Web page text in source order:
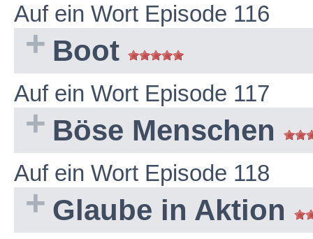
Auf ein Wort Episode 116
Boot
Auf ein Wort Episode 117
Böse Menschen
Auf ein Wort Episode 118
Glaube in Aktion